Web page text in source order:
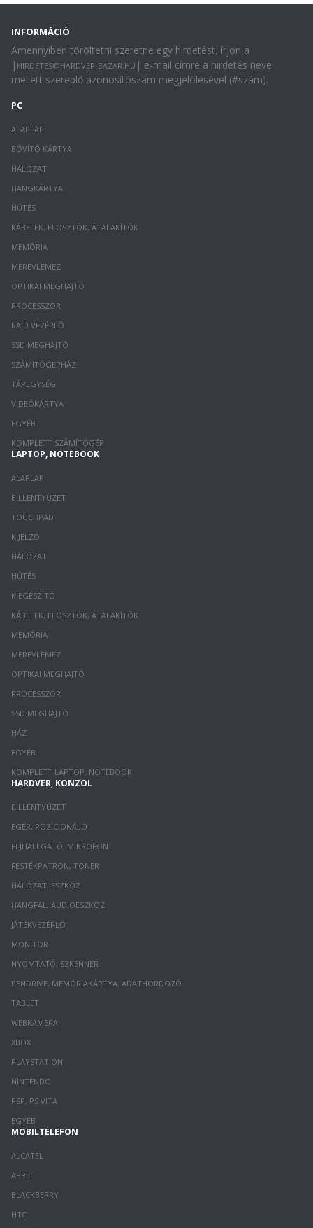
INFORMÁCIÓ
Amennyiben töröltetni szeretne egy hirdetést, írjon a
| HIRDETES@HARDVER-BAZAR.HU | e-mail címre a hirdetés neve
mellett szereplő azonosítószám megjelölésével (#szám).
PC
ALAPLAP
BŐVÍTŐ KÁRTYA
HÁLÓZAT
HANGKÁRTYA
HŰTÉS
KÁBELEK, ELOSZTÓK, ÁTALAKÍTÓK
MEMÓRIA
MEREVLEMEZ
OPTIKAI MEGHAJTÓ
PROCESSZOR
RAID VEZÉRLŐ
SSD MEGHAJTÓ
SZÁMÍTÓGÉPHÁZ
TÁPEGYSÉG
VIDEÓKÁRTYA
EGYÉB
KOMPLETT SZÁMÍTÓGÉP
LAPTOP, NOTEBOOK
ALAPLAP
BILLENTYŰZET
TOUCHPAD
KIJELZŐ
HÁLÓZAT
HŰTÉS
KIEGÉSZÍTŐ
KÁBELEK, ELOSZTÓK, ÁTALAKÍTÓK
MEMÓRIA
MEREVLEMEZ
OPTIKAI MEGHAJTÓ
PROCESSZOR
SSD MEGHAJTÓ
HÁZ
EGYÉB
KOMPLETT LAPTOP, NOTEBOOK
HARDVER, KONZOL
BILLENTYŰZET
EGÉR, POZÍCIONÁLÓ
FEJHALLGATÓ, MIKROFON
FESTÉKPATRON, TONER
HÁLÓZATI ESZKÖZ
HANGFAL, AUDIOESZKÖZ
JÁTÉKVEZÉRLŐ
MONITOR
NYOMTATÓ, SZKENNER
PENDRIVE, MEMÓRIAKÁRTYA, ADATHORDOZÓ
TABLET
WEBKAMERA
XBOX
PLAYSTATION
NINTENDO
PSP, PS VITA
EGYÉB
MOBILTELEFON
ALCATEL
APPLE
BLACKBERRY
HTC